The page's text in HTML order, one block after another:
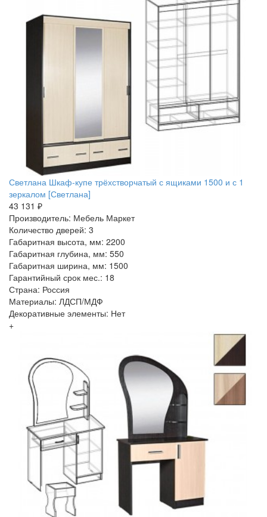
Светлана Шкаф-купе трёхстворчатый с ящиками 1500 и с 1
зеркалом [Светлана]
43 131 ₽
Производитель: Мебель Маркет
Количество дверей: 3
Габаритная высота, мм: 2200
Габаритная глубина, мм: 550
Габаритная ширина, мм: 1500
Гарантийный срок мес.: 18
Страна: Россия
Материалы: ЛДСП/МДФ
Декоративные элементы: Нет
+